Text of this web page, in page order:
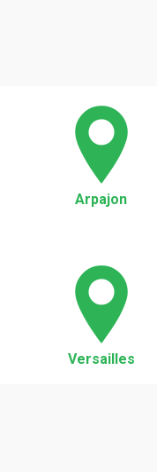
Arpajon
Versailles